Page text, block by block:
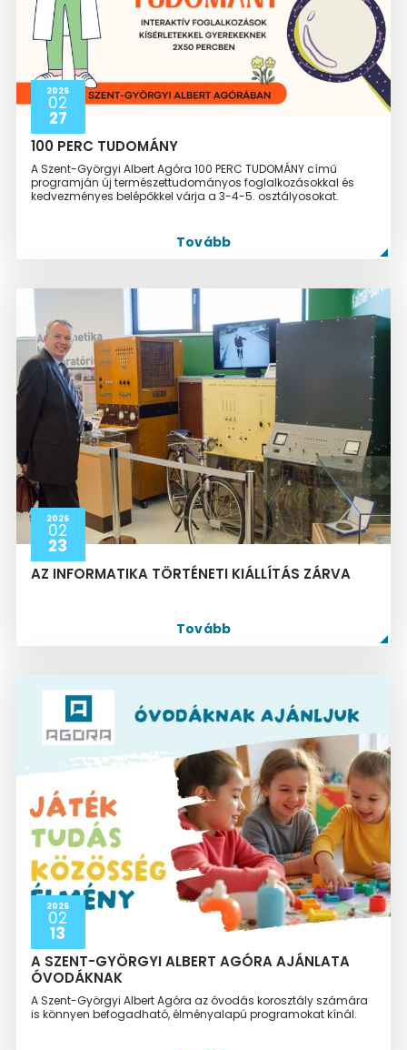
2026
02
27
100 PERC TUDOMÁNY
A Szent-Györgyi Albert Agóra 100 PERC TUDOMÁNY című
programján új természettudományos foglalkozásokkal és
kedvezményes belépőkkel várja a 3-4-5. osztályosokat.
Tovább
2026
02
23
AZ INFORMATIKA TÖRTÉNETI KIÁLLÍTÁS ZÁRVA
Tovább
2026
02
13
A SZENT-GYÖRGYI ALBERT AGÓRA AJÁNLATA
ÓVODÁKNAK
A Szent-Györgyi Albert Agóra az óvodás korosztály számára
is könnyen befogadható, élményalapú programokat kínál.